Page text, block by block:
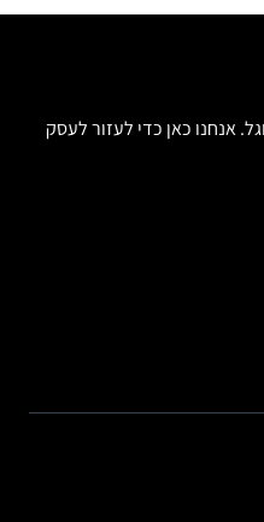
אנחנו כאן כדי לעזור לעסק